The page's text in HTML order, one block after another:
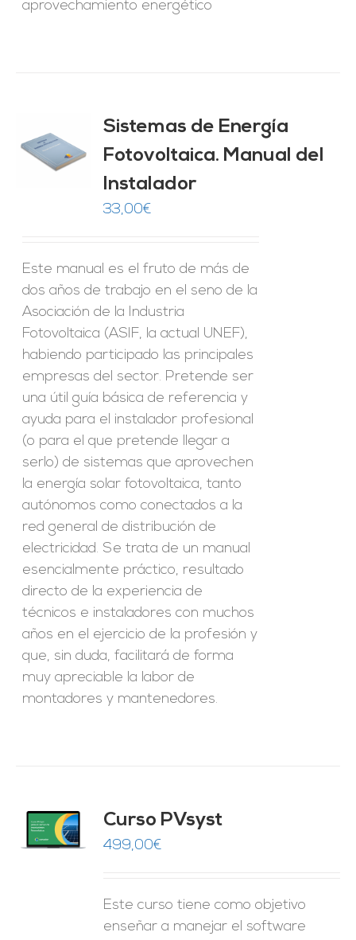
aprovechamiento energético
de 5
Sistemas de Energía
Fotovoltaica. Manual del
Instalador
33,00€
Este manual es el fruto de más de
dos años de trabajo en el seno de la
Asociación de la Industria
Fotovoltaica (ASIF, la actual UNEF),
habiendo participado las principales
empresas del sector. Pretende ser
una útil guía básica de referencia y
ayuda para el instalador profesional
(o para el que pretende llegar a
serlo) de sistemas que aprovechen
la energía solar fotovoltaica, tanto
autónomos como conectados a la
red general de distribución de
electricidad. Se trata de un manual
esencialmente práctico, resultado
directo de la experiencia de
técnicos e instaladores con muchos
años en el ejercicio de la profesión y
que, sin duda, facilitará de forma
muy apreciable la labor de
montadores y mantenedores.
Curso PVsyst
499,00€
Este curso tiene como objetivo
enseñar a manejar el software